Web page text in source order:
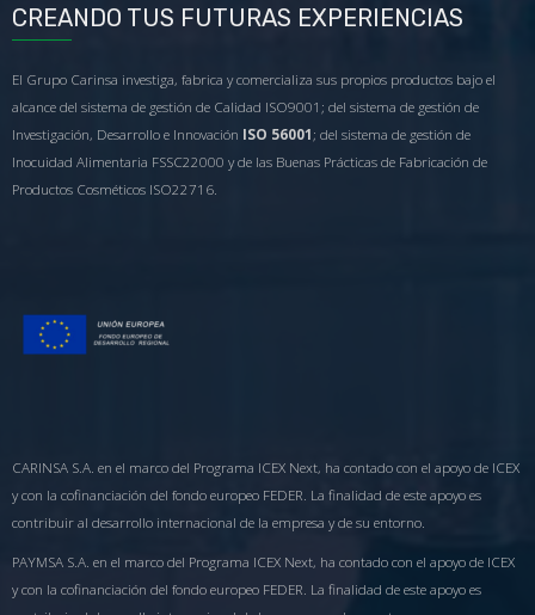
CREANDO TUS FUTURAS EXPERIENCIAS
El Grupo Carinsa investiga, fabrica y comercializa sus propios productos bajo el
alcance del sistema de gestión de Calidad ISO9001; del sistema de gestión de
Investigación, Desarrollo e Innovación ISO 56001 ; del sistema de gestión de
Inocuidad Alimentaria FSSC22000 y de las Buenas Prácticas de Fabricación de
Productos Cosméticos ISO22716.
CARINSA S.A. en el marco del Programa ICEX Next, ha contado con el apoyo de ICEX
y con la cofinanciación del fondo europeo FEDER. La finalidad de este apoyo es
contribuir al desarrollo internacional de la empresa y de su entorno.
PAYMSA S.A. en el marco del Programa ICEX Next, ha contado con el apoyo de ICEX
y con la cofinanciación del fondo europeo FEDER. La finalidad de este apoyo es